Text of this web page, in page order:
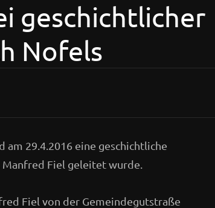
geschichtlicher
Nofels
am 29.4.2016 eine geschichtliche
Manfred Fiel geleitet wurde.
Fiel von der Gemeindegutstraße